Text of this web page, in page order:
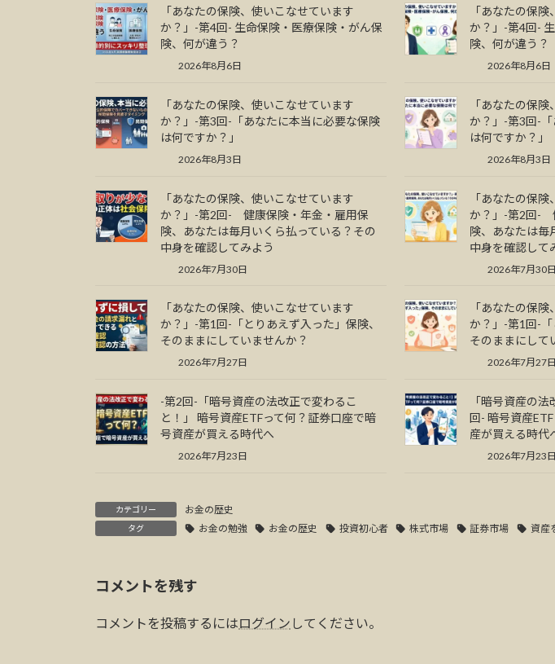
「あなたの保険、使いこなせています
か？」-第4回- 生命保険・医療保険・がん保
険、何が違う？
2026年8月6日
「あなたの保
か？」-第4回-
険、何が違う？
2026年8月6日
「あなたの保険、使いこなせています
か？」-第3回-「あなたに本当に必要な保険
は何ですか？」
2026年8月3日
「あなたの保
か？」-第3回-
は何ですか？」
2026年8月3日
「あなたの保険、使いこなせています
か？」-第2回- 健康保険・年金・雇用保
険、あなたは毎月いくら払っている？その
中身を確認してみよう
2026年7月30日
「あなたの保
か？」-第2回-
険、あなたは毎
中身を確認して
2026年7月30日
「あなたの保険、使いこなせています
か？」-第1回-「とりあえず入った」保険、
そのままにしていませんか？
2026年7月27日
「あなたの保
か？」-第1回-「
そのままにして
2026年7月27日
-第2回-「暗号資産の法改正で変わるこ
と！」 暗号資産ETFって何？証券口座で暗
号資産が買える時代へ
2026年7月23日
「暗号資産の
回- 暗号資産
産が買える時代
2026年7月23日
カテゴリー お金の歴史
タグ お金の勉強 お金の歴史 投資初心者 株式市場 証券市場 資産
コメントを残す
コメントを投稿するにはログイン してください。